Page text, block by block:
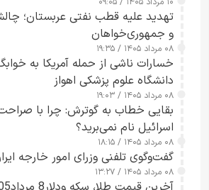
تهدید علیه قطب نفتی عربستان؛
و جمهوری‌خواهان
۰۸ مرداد ۱۴۰۵ / ۱۹:۳۵
خسارات ناشی از حمله آمریکا به
دانشگاه علوم پزشکی اهواز
۰۸ مرداد ۱۴۰۵ / ۱۹:۰۳
بقایی خطاب به گوترش: چرا با صراحت
اسرائیل نام نمی‌برید؟
۰۸ مرداد ۱۴۰۵ / ۱۸:۱۵
گفت‌وگوی تلفنی وزرای امور خارجه
۰۸ مرداد ۱۴۰۵ / ۱۳:۲۷